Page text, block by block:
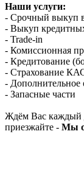
Наши услуги:
- Срочный выкуп
- Выкуп
- Trade-in
- Комиссионная
- Кредитование
- Страхование
- Дополнительное
- Запасные части
Ждём Вас каждый
приезжайте - Мы